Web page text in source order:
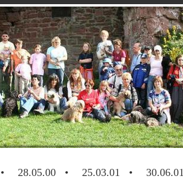
28.05.00 25.03.01 30.06.01